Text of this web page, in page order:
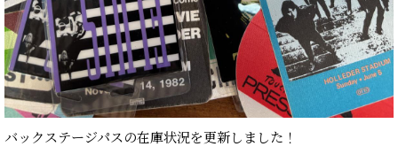
バックステージパスの在庫状況を更新しました！